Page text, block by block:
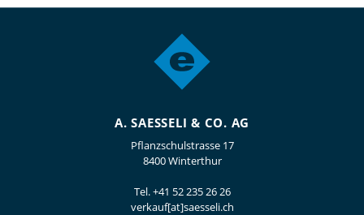
A. SAESSELI & CO. AG
Pflanzschulstrasse 17
8400 Winterthur
Tel.+41 52 235 26 26
verkauf[at]saesseli.ch